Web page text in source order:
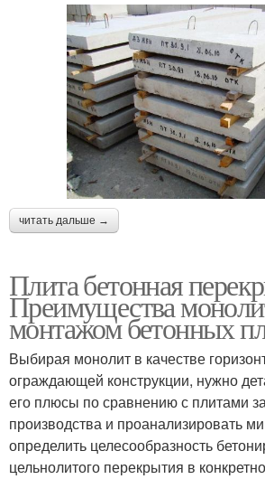
читать дальше →
Плита бетонная
Преимущества
монтажом бетонных
Выбирая монолит в качестве
ограждающей конструкции, нужно
его плюсы по сравнению с плитами
производства и проанализировать
определить целесообразность
цельнолитого перекрытия в